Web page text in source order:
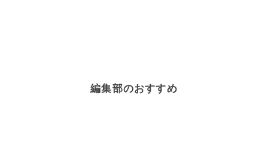
編集部のおすすめ